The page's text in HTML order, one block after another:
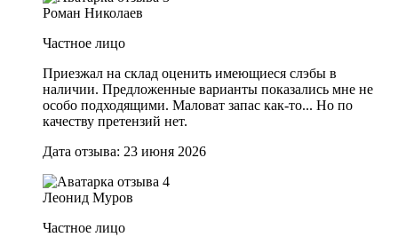
Роман Николаев
Частное лицо
Приезжал на склад оценить имеющиеся слэбы в
наличии. Предложенные варианты показались мне не
особо подходящими. Маловат запас как-то... Но по
качеству претензий нет.
Дата отзыва: 23 июня 2026
Леонид Муров
Частное лицо